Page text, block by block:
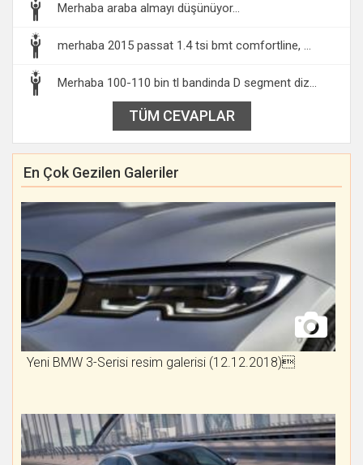
Merhaba araba almayı düşünüyor...
merhaba 2015 passat 1.4 tsi bmt comfortline, ...
Merhaba 100-110 bin tl bandinda D segment diz...
TÜM CEVAPLAR
En Çok Gezilen Galeriler
Yeni BMW 3-Serisi resim galerisi (12.12.2018)